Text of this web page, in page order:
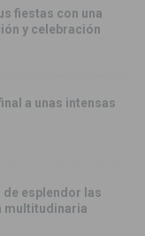
fiestas con una
y celebración
a unas intensas
de esplendor las
multitudinaria